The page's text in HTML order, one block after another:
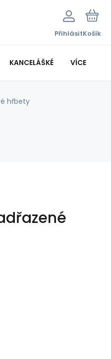
PřihlásitKošík
KANCELÁŠKÉ POTŘEBY
KANCELÁŘSKÁ TECHNIKA
VÍCE
hřbety